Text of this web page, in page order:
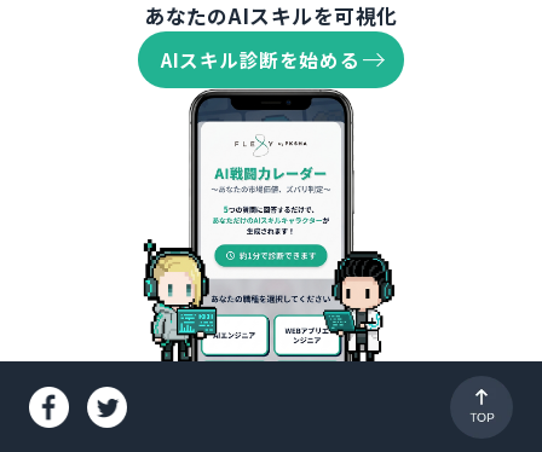
あなたのAIスキルを可視化
AIスキル診断を始める